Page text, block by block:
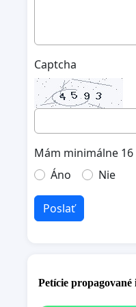
Captcha
Mám minimálne
Áno
Nie
Poslať
Petície